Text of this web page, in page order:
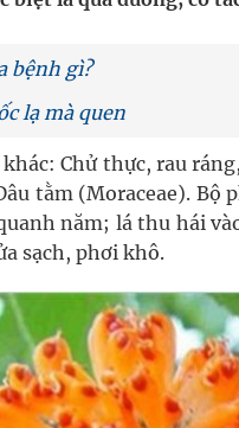
dành nguồn lực
tiền của người bệnh bảo
triển quá âm thầm
dược liệu
bệnh gì?
lạ mà quen
Chử thực, rau
tằm (Moraceae).
năm; lá thu hái
sạch, phơi khô.